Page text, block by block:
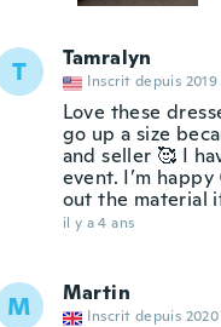
T Tamralyn
Inscrit depuis 2019
Love these
go up a size
and seller 🥰 I
event. I’m
out the material
il y a 4 ans
M Martin
Inscrit depuis 2020